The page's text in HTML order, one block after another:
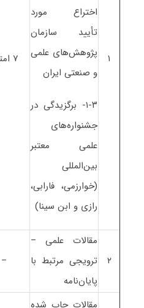
۱
اختراع مورد
تأیید سازمان
پژوهش‌های علمی
و صنعتی ایران
۱-۳- برگزیدگی در
جشنواره‌های
علمی معتبر
بین‌المللی
(خوارزمی، فارابی،
رازی و ابن سینا)
۷ امتیاز
۲
مقالات علمی –
ترویجی مرتبط با
پایان‌نامه
–
مقالات چاپ شده